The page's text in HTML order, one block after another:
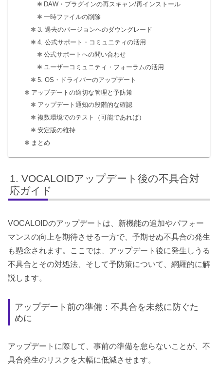
DAW・プラグインの再スキャン/再インストール
一時ファイルの削除
3. 過去のバージョンへのダウングレード
4. 公式サポート・コミュニティの活用
公式サポートへの問い合わせ
ユーザーコミュニティ・フォーラムの活用
5. OS・ドライバーのアップデート
アップデートの適切な管理と予防策
アップデート通知の段階的な確認
複数環境でのテスト（可能であれば）
安定版の維持
まとめ
VOCALOIDアップデート後の不具合対
応ガイド
VOCALOIDのアップデートは、新機能の追加やパフォー
マンスの向上を期待させる一方で、予期せぬ不具合の発生
も懸念されます。ここでは、アップデート後に発生しうる
不具合とその対処法、そして予防策について、網羅的に解
説します。
アップデート前の準備：不具合を未然に防ぐた
めに
アップデートに際して、事前の準備を怠らないことが、不
具合発生のリスクを大幅に低減させます。